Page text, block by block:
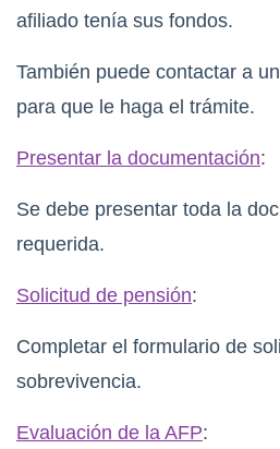
afiliado tenía sus fondos.
También puede contactar a
para que le haga el trámite.
Presentar la documentación:
Se debe presentar toda la
requerida.
Solicitud de pensión:
Completar el formulario de
sobrevivencia.
Evaluación de la AFP: